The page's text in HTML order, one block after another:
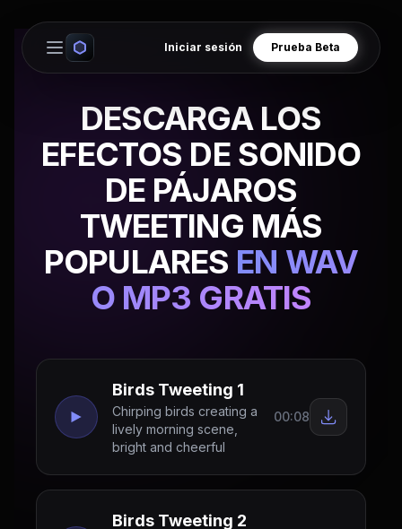
Open main menu
Iniciar sesión Prueba Beta
DESCARGA LOS
EFECTOS DE SONIDO
DE PÁJAROS
TWEETING MÁS
POPULARES EN WAV
O MP3 GRATIS
Birds Tweeting 1
Chirping birds creating a
lively morning scene,
bright and cheerful
00:08
Birds Tweeting 2